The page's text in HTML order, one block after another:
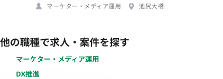
マーケター・メディア運用
池尻大橋
他の職種で求人・案件を探す
マーケター・メディア運用
DX推進